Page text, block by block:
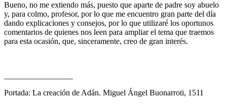
Bueno, no me extiendo más, puesto que aparte de padre soy abuelo
y, para colmo, profesor, por lo que me encuentro gran parte del día
dando explicaciones y consejos, por lo que utilizaré los oportunos
comentarios de quienes nos leen para ampliar el tema que traemos
para esta ocasión, que, sinceramente, creo de gran interés.
Portada: La creación de Adán. Miguel Ángel Buonarroti, 1511